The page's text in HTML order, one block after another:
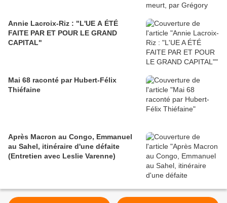
Annie Lacroix-Riz : "L'UE A ÉTÉ
FAITE PAR ET POUR LE GRAND
CAPITAL"
Mai 68 raconté par Hubert-Félix
Thiéfaine
Après Macron au Congo, Emmanuel
au Sahel, itinéraire d'une défaite
(Entretien avec Leslie Varenne)